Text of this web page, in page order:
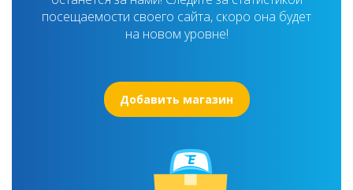
посещаемости своего сайта, скоро она будет
на новом уровне!
Добавить магазин